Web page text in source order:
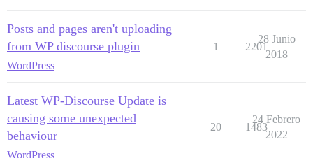
Posts and pages aren't uploading
from WP discourse plugin
WordPress
1 2201
28 Junio
2018
Latest WP-Discourse Update is
causing some unexpected
behaviour
WordPress
20 1483
24 Febrero
2022